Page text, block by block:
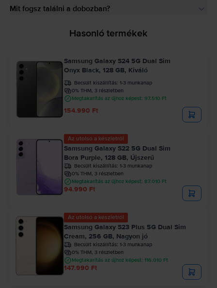
Mit fogsz találni a dobozban?
Hasonló termékek
Samsung Galaxy S24 5G Dual Sim
Onyx Black, 128 GB, Kiváló
Becsült kiszállítás: 1-3 munkanap
0% THM, 3 részletben
Megtakarítás az újhoz képest: 97.510 Ft
154.990 Ft
Az utolsó a készletről
Samsung Galaxy S22 5G Dual Sim
Bora Purple, 128 GB, Újszerű
Becsült kiszállítás: 1-3 munkanap
0% THM, 3 részletben
Megtakarítás az újhoz képest: 87.010 Ft
94.990 Ft
Az utolsó a készletről
Samsung Galaxy S23 Plus 5G Dual Sim
Cream, 256 GB, Nagyon jó
Becsült kiszállítás: 1-3 munkanap
0% THM, 3 részletben
Megtakarítás az újhoz képest: 116.010 Ft
147.990 Ft